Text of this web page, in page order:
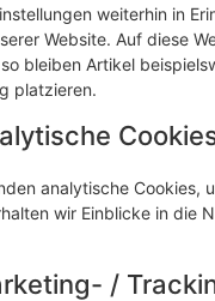
weiterhin in
Website. Auf diese
bleiben Artikel
platzieren.
analytische Cookies,
wir Einblicke in die
/